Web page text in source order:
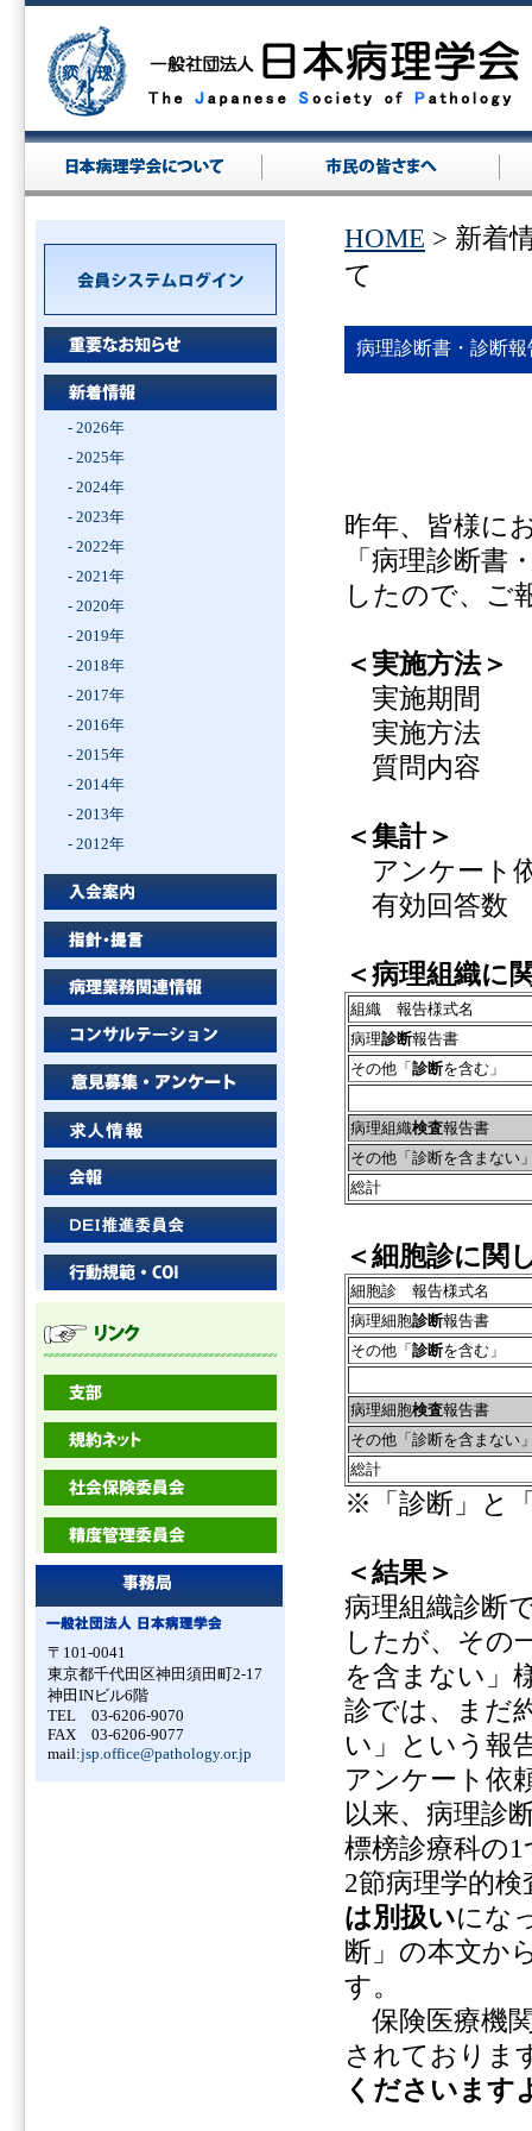
- 2026年
- 2025年
- 2024年
- 2023年
- 2022年
- 2021年
- 2020年
- 2019年
- 2018年
- 2017年
- 2016年
- 2015年
- 2014年
- 2013年
- 2012年
〒101-0041
東京都千代田区神田須田町2-17
神田INビル6階
TEL 03-6206-9070
FAX 03-6206-9077
mail:jsp.office@pathology.or.jp
HOME > 新着
て
病理診断書・診断
昨年、皆様に
「病理診断
したので、ご
＜実施方法＞
実施期間
実施方法
質問
＜集計＞
アンケー
有効回答
＜病理組織に
組織 報告様式名
病理診断報告書
その他「 診断を含む」
病理組織検査報告書
その他「診断を含まない
総計
＜細胞診に関
細胞診 報告様式名
病理細胞診断報告書
その他「 診断を含む」
病理細胞検査報告書
その他「診断を含まない
総計
※「診断」と
＜結果＞
病理組織診断
したが、その
を含まない」
診では、まだ
い」という
アンケート依
以来、病理診
標榜診療科の
2節病理学的
は別扱いにな
断」の本文か
す。
保険医療機
されておりま
くださいます